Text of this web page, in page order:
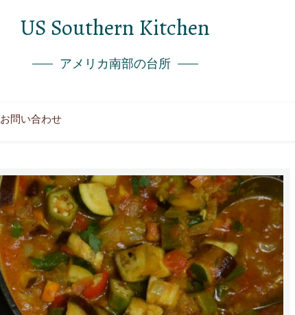
US Southern Kitchen
アメリカ南部の台所
お問い合わせ